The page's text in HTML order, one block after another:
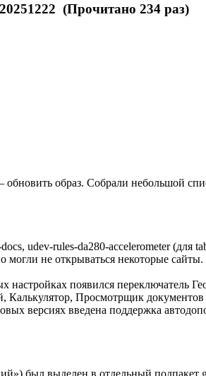
(Прочитано 234 раз)
образ. Собрали небольшой
udev-rules-da280-accelerometer (для
не открываться некоторые
появился переключатель
Просмотрщик
версиях введена поддержка